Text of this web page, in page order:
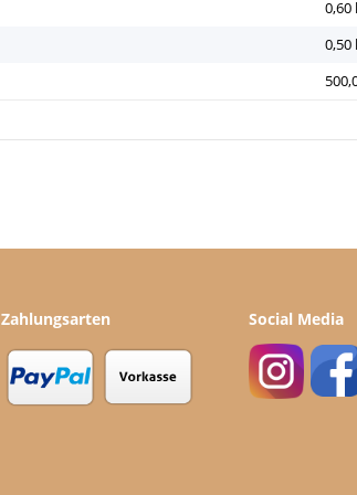
0,60
0,50
Zahlungsarten Social Media